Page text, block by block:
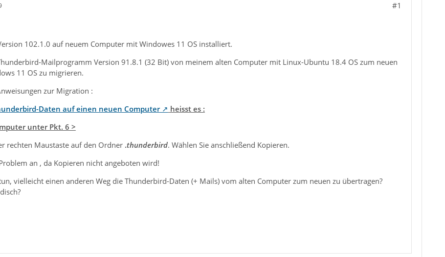
#1
102.1.0 auf neuem Computer mit Windowes 11 OS installiert.
Mailprogramm Version 91.8.1 (32 Bit) von meinem alten Computer mit Linux-Ubuntu 18.4 OS zum neuen
11 OS zu migrieren.
zur Migration :
Daten auf einen neuen Computer
heisst es :
unter Pkt. 6 >
rechten Maustaste auf den Ordner.thunderbird. Wählen Sie anschließend Kopieren.
an , da Kopieren nicht angeboten wird!
vielleicht einen anderen Weg die Thunderbird-Daten (+ Mails) vom alten Computer zum neuen zu übertragen?